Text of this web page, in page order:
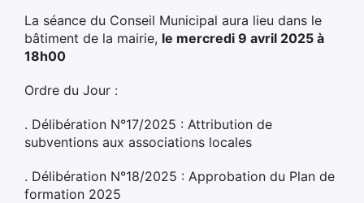
La séance du Conseil Municipal aura lieu dans le
bâtiment de la mairie, le mercredi 9 avril 2025 à
18h00
Ordre du Jour :
. Délibération N°17/2025 : Attribution de
subventions aux associations locales
. Délibération N°18/2025 : Approbation du Plan de
formation 2025